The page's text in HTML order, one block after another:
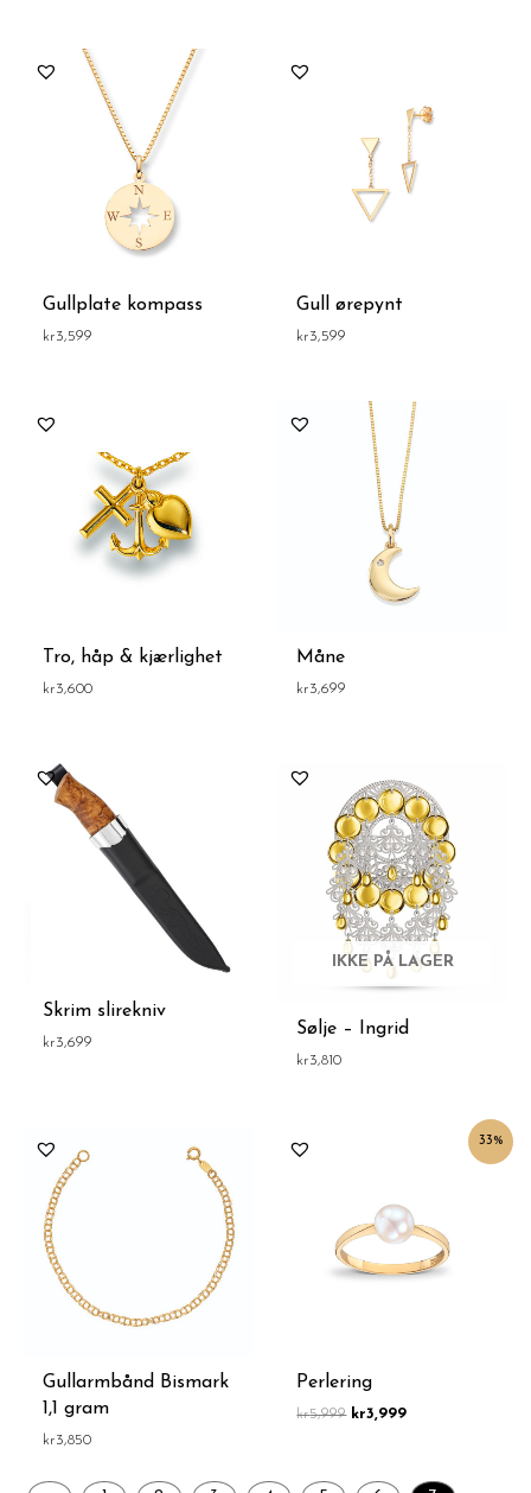
Gullplate kompass
kr3,599
Gull ørepynt
kr3,599
Tro, håp & kjærlighet
kr3,600
Måne
kr3,699
Skrim slirekniv
kr3,699
IKKE PÅ LAGER
Sølje – Ingrid
kr3,810
Gullarmbånd Bismark
1,1 gram
kr3,850
33%
Perlering
kr5,999 kr3,999
Nåværende